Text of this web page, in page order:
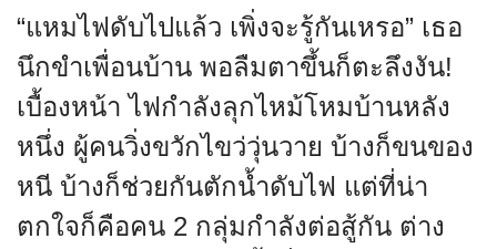
“แหมไฟดับไปแล้ว เพิ่งจะรู้กันเหรอ” เธอ
นึกขำเพื่อนบ้าน พอลืมตาขึ้นก็ตะลึงงัน!
เบื้องหน้า ไฟกำลังลุกไหม้โหมบ้านหลัง
หนึ่ง ผู้คนวิ่งขวักไขว่วุ่นวาย บ้างก็ขนของ
หนี บ้างก็ช่วยกันตักน้ำดับไฟ แต่ที่น่า
ตกใจก็คือคน 2 กลุ่มกำลังต่อสู้กัน ต่าง